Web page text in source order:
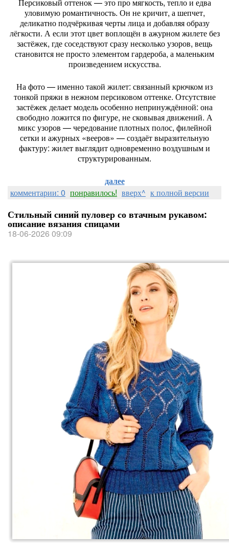
уловимую романтичность. Он не кричит, а шепчет,
деликатно подчёркивая черты лица и добавляя образу
лёгкости. А если этот цвет воплощён в ажурном жилете без
застёжек, где соседствуют сразу несколько узоров, вещь
становится не просто элементом гардероба, а маленьким
произведением искусства.
На фото — именно такой жилет: связанный крючком из
тонкой пряжи в нежном персиковом оттенке. Отсутствие
застёжек делает модель особенно непринуждённой: она
свободно ложится по фигуре, не сковывая движений. А
микс узоров — чередование плотных полос, филейной
сетки и ажурных «вееров» — создаёт выразительную
фактуру: жилет выглядит одновременно воздушным и
структурированным.
далее
комментарии: 0 понравилось! вверх^ к полной версии
Стильный синий пуловер со втачным рукавом:
описание вязания спицами
18-06-2026 09:09